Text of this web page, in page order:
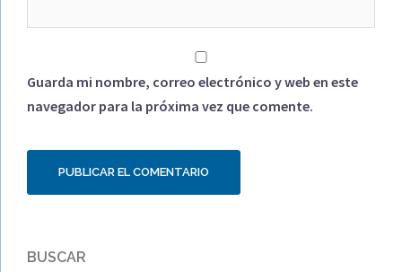
Guarda mi nombre, correo electrónico y web en este
navegador para la próxima vez que comente.
BUSCAR